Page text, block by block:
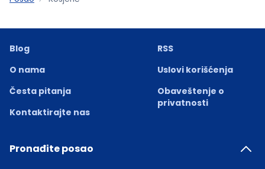
Blog
O nama
Česta pitanja
Kontaktirajte nas
RSS
Uslovi korišćenja
Obaveštenje o
privatnosti
Pronađite posao